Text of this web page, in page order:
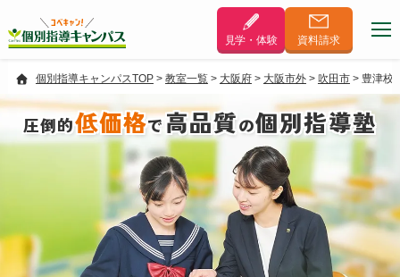
見学・体験 資料請求
個別指導キャンパスTOP> 教室一覧> 大阪府> 大阪市外> 吹田市> 豊津校
圧倒的低価格で高品質の個別指導塾